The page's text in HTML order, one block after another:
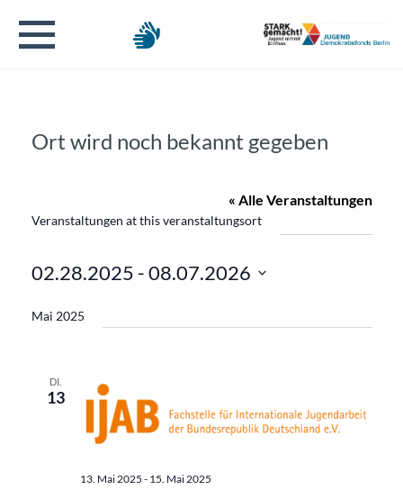
Ort wird noch bekannt gegeben
« Alle Veranstaltungen
Veranstaltungen at this veranstaltungsort
02.28.2025 - 08.07.2026
wählen.
Mai 2025
DI.
13
13. Mai 2025 - 15. Mai 2025